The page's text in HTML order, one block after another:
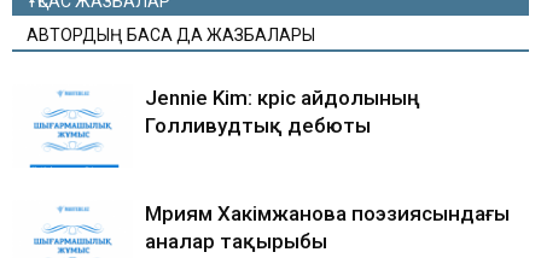
АВТОРДЫҢ БАСҚА ДА ЖАЗБАЛАРЫ
Jennie Kim: кәріс айдолының
Голливудтық дебюты
Мәриям Хакімжанова поэзиясындағы
аналар тақырыбы